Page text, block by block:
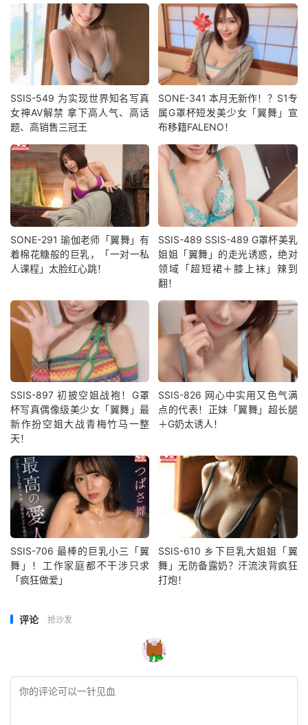
SSIS-549 为实现世界知名写真
女神AV解禁 拿下高人气、高话
题、高销售三冠王
SONE-341 本月无新作！？S1专
属G罩杯短发美少女「翼舞」宣
布移籍FALENO！
SONE-291 瑜伽老师「翼舞」有
着棉花糖般的巨乳，「一对一私
人课程」太脸红心跳！
SSIS-489 SSIS-489 G罩杯美乳
姐姐「翼舞」的走光诱惑，绝对
领域「超短裙＋膝上袜」辣到
翻！
SSIS-897 初披空姐战袍！G罩
杯写真偶像级美少女「翼舞」最
新作扮空姐大战青梅竹马一整
天！
SSIS-826 网心中实用又色气满
点的代表！正妹「翼舞」超长腿
＋G奶太诱人！
SSIS-706 最棒的巨乳小三「翼
舞」！工作家庭都不干涉只求
「疯狂做爱」
SSIS-610 乡下巨乳大姐姐「翼
舞」无防备露奶？汗流浃背疯狂
打炮！
评论 抢沙发